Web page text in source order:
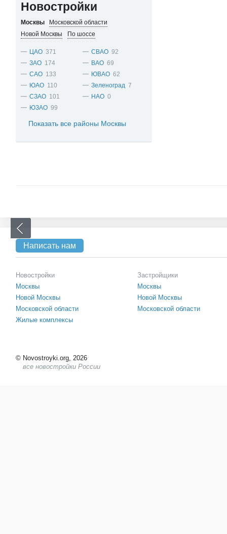
Новостройки
Москвы
Московской области
Новой Москвы
По шоссе
ЦАО 371
ЗАО 174
САО 133
ЮАО 110
СЗАО 101
ЮЗАО 99
СВАО 92
ВАО 69
ЮВАО 62
Зеленоград 7
НАО 0
Показать все районы Москвы
Написать нам
Новостройки
Москвы
Новой Москвы
Московской области
Жилые комплексы
Застройщики
Москвы
Новой Москвы
Московской области
© Novostroyki.org, 2026
все новостройки России